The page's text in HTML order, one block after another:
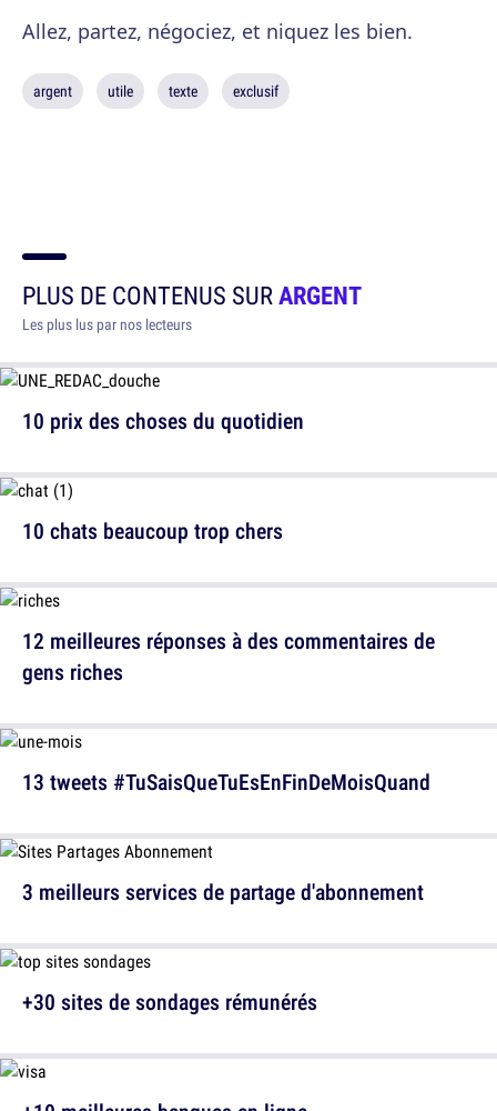
Allez, partez, négociez, et niquez les bien.
argent utile texte exclusif
PLUS DE CONTENUS SURARGENT
Les plus lus par nos lecteurs
10 prix des choses du quotidien
12 meilleures réponses à des commentaires de
gens riches
3 meilleurs services de partage d'abonnement
10 chats beaucoup trop chers
13 tweets #TuSaisQueTuEsEnFinDeMoisQuand
+30 sites de sondages rémunérés